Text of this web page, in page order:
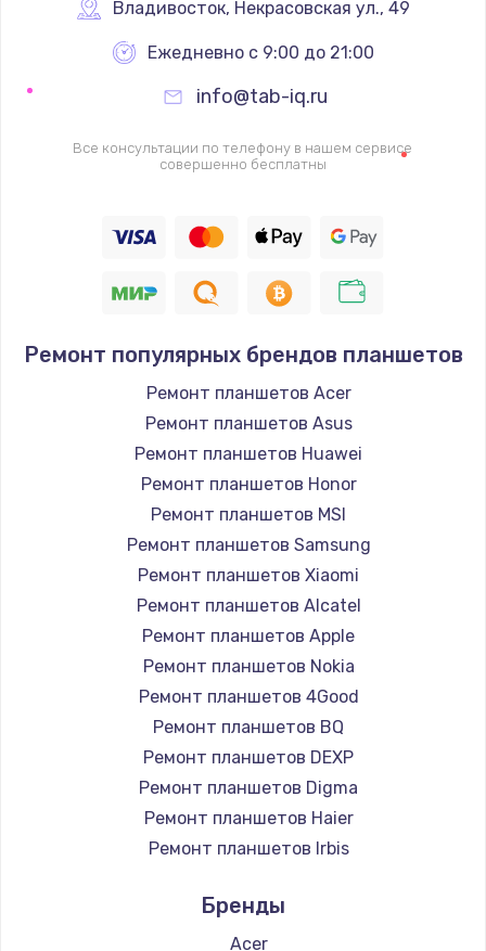
1340 руб.
Заказать
Ремонт петель крышки
Заказать
Настройка Wi-Fi
Заказать
Замена шим-контроллера
3900 руб.
Заказать
1200 руб.
Заказать
Установка драйверов
950 руб.
Заказать
Замена жесткого диска
1000 руб.
Заказать
Чистка от пыли
Заказать
Владивосток, Некрасовская ул., 49
Ежедневно с 9:00 до 21:00
info@tab-iq.ru
Все консультации по телефону в нашем сервисе
совершенно бесплатны
Ремонт популярных брендов планшетов
Ремонт планшетов Acer
Ремонт планшетов Asus
Ремонт планшетов Huawei
Ремонт планшетов Honor
Ремонт планшетов MSI
Ремонт планшетов Samsung
Ремонт планшетов Xiaomi
Ремонт планшетов Alcatel
Ремонт планшетов Apple
Ремонт планшетов Nokia
Ремонт планшетов 4Good
Ремонт планшетов BQ
Ремонт планшетов DEXP
Ремонт планшетов Digma
Ремонт планшетов Haier
Ремонт планшетов Irbis
Ремонт планшетов Microsoft
Ремонт планшетов BlackView
Бренды
Acer